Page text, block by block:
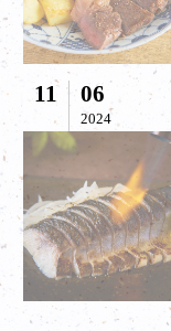
11 06
2024